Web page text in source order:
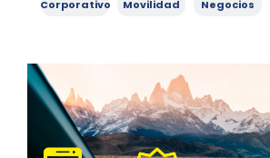
Corporativo Movilidad Negocios